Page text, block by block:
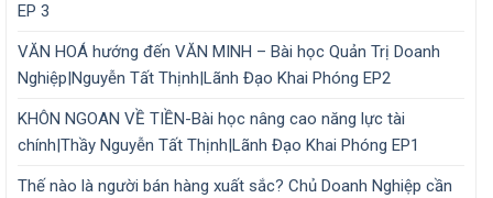
EP 3
VĂN HOÁ hướng đến VĂN MINH – Bài học Quản Trị Doanh
Nghiệp|Nguyễn Tất Thịnh|Lãnh Đạo Khai Phóng EP2
KHÔN NGOAN VỀ TIỀN-Bài học nâng cao năng lực tài
chính|Thầy Nguyễn Tất Thịnh|Lãnh Đạo Khai Phóng EP1
Thế nào là người bán hàng xuất sắc? Chủ Doanh Nghiệp cần